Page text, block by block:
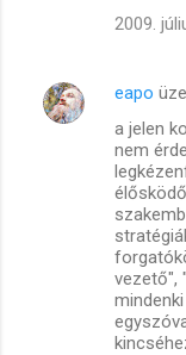
2009.
eapo
a jelen
nem
vezető",